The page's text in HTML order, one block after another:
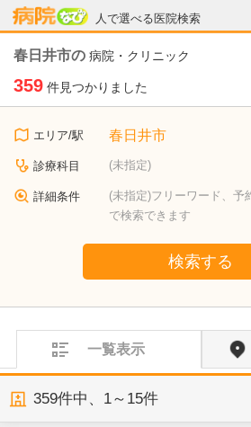
人で選べる医院検索
病院なび
春日井市の 病院・クリニック
359 件見つかりました
エリア/駅 春日井市
診療科目 (未指定)
詳細条件
(未指定)フリーワード、予
で検索できます
検索する
一覧表示
359件中、 1～15件